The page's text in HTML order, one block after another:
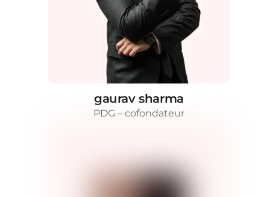
gaurav sharma
PDG – cofondateur